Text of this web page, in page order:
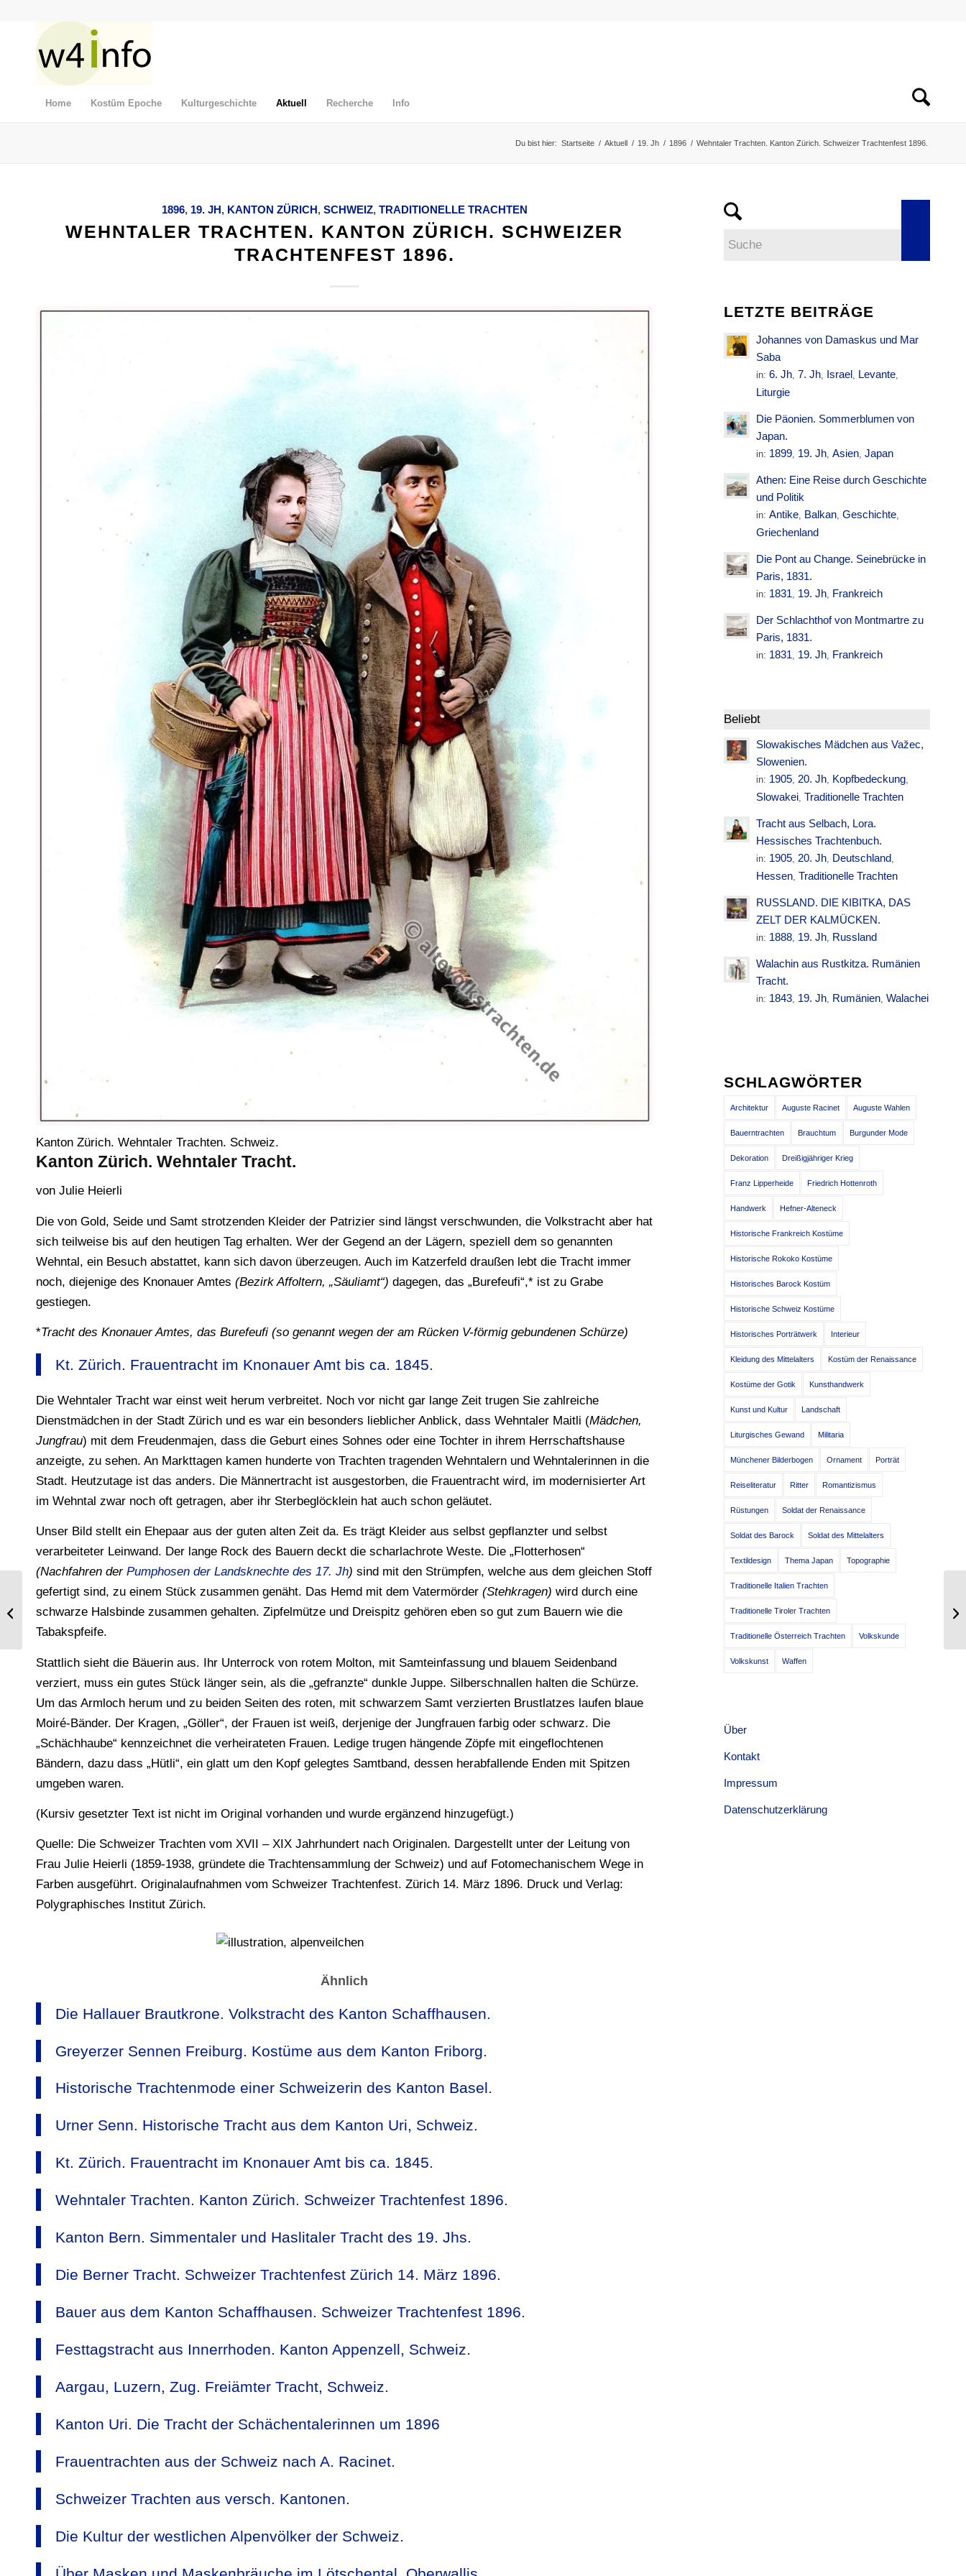
Home Kostüm Epoche Kulturgeschichte Aktuell Recherche Info
Du bist hier: Startseite / Aktuell / 19. Jh / 1896 / Wehntaler Trachten. Kanton Zürich. Schweizer Trachtenfest 1896.
1896, 19. JH, KANTON ZÜRICH, SCHWEIZ, TRADITIONELLE TRACHTEN
WEHNTALER TRACHTEN. KANTON ZÜRICH. SCHWEIZER
TRACHTENFEST 1896.
Kanton Zürich. Wehntaler Trachten. Schweiz.
Kanton Zürich. Wehntaler Tracht.
von Julie Heierli
Die von Gold, Seide und Samt strotzenden Kleider der Patrizier sind längst verschwunden, die Volkstracht aber hat
sich teilweise bis auf den heutigen Tag erhalten. Wer der Gegend an der Lägern, speziell dem so genannten
Wehntal, ein Besuch abstattet, kann sich davon überzeugen. Auch im Katzerfeld draußen lebt die Tracht immer
noch, diejenige des Knonauer Amtes (Bezirk Affoltern, „Säuliamt“) dagegen, das „Burefeufi“,* ist zu Grabe
gestiegen.
*Tracht des Knonauer Amtes, das Burefeufi (so genannt wegen der am Rücken V-förmig gebundenen Schürze)
Kt. Zürich. Frauentracht im Knonauer Amt bis ca. 1845.
Die Wehntaler Tracht war einst weit herum verbreitet. Noch vor nicht gar lange Zeit trugen Sie zahlreiche
Dienstmädchen in der Stadt Zürich und es war ein besonders lieblicher Anblick, dass Wehntaler Maitli (Mädchen,
Jungfrau) mit dem Freudenmajen, dass die Geburt eines Sohnes oder eine Tochter in ihrem Herrschaftshause
anzeigte, zu sehen. An Markttagen kamen hunderte von Trachten tragenden Wehntalern und Wehntalerinnen in die
Stadt. Heutzutage ist das anders. Die Männertracht ist ausgestorben, die Frauentracht wird, im modernisierter Art
im Wehntal zwar noch oft getragen, aber ihr Sterbeglöcklein hat auch schon geläutet.
Unser Bild stellt ein Ehepaar aus der guten alten Zeit da. Es trägt Kleider aus selbst gepflanzter und selbst
verarbeiteter Leinwand. Der lange Rock des Bauern deckt die scharlachrote Weste. Die „Flotterhosen“
(Nachfahren der Pumphosen der Landsknechte des 17. Jh) sind mit den Strümpfen, welche aus dem gleichen Stoff
gefertigt sind, zu einem Stück zusammen genäht. Das Hemd mit dem Vatermörder (Stehkragen) wird durch eine
schwarze Halsbinde zusammen gehalten. Zipfelmütze und Dreispitz gehören eben so gut zum Bauern wie die
Tabakspfeife.
Stattlich sieht die Bäuerin aus. Ihr Unterrock von rotem Molton, mit Samteinfassung und blauem Seidenband
verziert, muss ein gutes Stück länger sein, als die „gefranzte“ dunkle Juppe. Silberschnallen halten die Schürze.
Um das Armloch herum und zu beiden Seiten des roten, mit schwarzem Samt verzierten Brustlatzes laufen blaue
Moiré-Bänder. Der Kragen, „Göller“, der Frauen ist weiß, derjenige der Jungfrauen farbig oder schwarz. Die
„Schächhaube“ kennzeichnet die verheirateten Frauen. Ledige trugen hängende Zöpfe mit eingeflochtenen
Bändern, dazu dass „Hütli“, ein glatt um den Kopf gelegtes Samtband, dessen herabfallende Enden mit Spitzen
umgeben waren.
(Kursiv gesetzter Text ist nicht im Original vorhanden und wurde ergänzend hinzugefügt.)
Quelle: Die Schweizer Trachten vom XVII – XIX Jahrhundert nach Originalen. Dargestellt unter der Leitung von
Frau Julie Heierli (1859-1938, gründete die Trachtensammlung der Schweiz) und auf Fotomechanischem Wege in
Farben ausgeführt. Originalaufnahmen vom Schweizer Trachtenfest. Zürich 14. März 1896. Druck und Verlag:
Polygraphisches Institut Zürich.
Ähnlich
Die Hallauer Brautkrone. Volkstracht des Kanton Schaffhausen.
Greyerzer Sennen Freiburg. Kostüme aus dem Kanton Friborg.
Historische Trachtenmode einer Schweizerin des Kanton Basel.
Urner Senn. Historische Tracht aus dem Kanton Uri, Schweiz.
Kt. Zürich. Frauentracht im Knonauer Amt bis ca. 1845.
Wehntaler Trachten. Kanton Zürich. Schweizer Trachtenfest 1896.
Kanton Bern. Simmentaler und Haslitaler Tracht des 19. Jhs.
Die Berner Tracht. Schweizer Trachtenfest Zürich 14. März 1896.
Bauer aus dem Kanton Schaffhausen. Schweizer Trachtenfest 1896.
Festtagstracht aus Innerrhoden. Kanton Appenzell, Schweiz.
Aargau, Luzern, Zug. Freiämter Tracht, Schweiz.
Kanton Uri. Die Tracht der Schächentalerinnen um 1896
Frauentrachten aus der Schweiz nach A. Racinet.
Schweizer Trachten aus versch. Kantonen.
Die Kultur der westlichen Alpenvölker der Schweiz.
LETZTE BEITRÄGE
Johannes von Damaskus und Mar
Saba
in:6. Jh, 7. Jh, Israel, Levante,
Liturgie
Die Päonien. Sommerblumen von
Japan.
in: 1899, 19. Jh,Asien,Japan
Athen: Eine Reise durch Geschichte
und Politik
in:Antike, Balkan,Geschichte,
Griechenland
Die Pont au Change. Seinebrücke in
Paris, 1831.
in: 1831, 19. Jh, Frankreich
Der Schlachthof von Montmartre zu
Paris, 1831.
in: 1831, 19. Jh, Frankreich
Beliebt
Slowakisches Mädchen aus Važec,
Slowenien.
in: 1905,20. Jh, Kopfbedeckung,
Slowakei, Traditionelle Trachten
Tracht aus Selbach, Lora.
Hessisches Trachtenbuch.
in: 1905,20. Jh, Deutschland,
Hessen, Traditionelle Trachten
RUSSLAND. DIE KIBITKA, DAS
ZELT DER KALMÜCKEN.
in: 1888, 19. Jh, Russland
Walachin aus Rustkitza. Rumänien
Tracht.
in: 1843, 19. Jh, Rumänien,Walachei
SCHLAGWÖRTER
Architektur Auguste Racinet Auguste Wahlen
Bauerntrachten Brauchtum Burgunder Mode
Dekoration Dreißigjähriger Krieg
Franz Lipperheide Friedrich Hottenroth
Handwerk Hefner-Alteneck
Historische Frankreich Kostüme
Historische Rokoko Kostüme
Historisches Barock Kostüm
Historische Schweiz Kostüme
Historisches Porträtwerk Interieur
Kleidung des Mittelalters Kostüm der Renaissance
Kostüme der Gotik Kunsthandwerk
Kunst und Kultur Landschaft
Liturgisches Gewand Militaria
Münchener Bilderbogen Ornament Porträt
Reiseliteratur Ritter Romantizismus
Rüstungen Soldat der Renaissance
Soldat des Barock Soldat des Mittelalters
Textildesign Thema Japan Topographie
Traditionelle Italien Trachten
Traditionelle Tiroler Trachten
Traditionelle Österreich Trachten Volkskunde
Volkskunst Waffen
Über
Kontakt
Impressum
Datenschutzerklärung
Kretschmer.